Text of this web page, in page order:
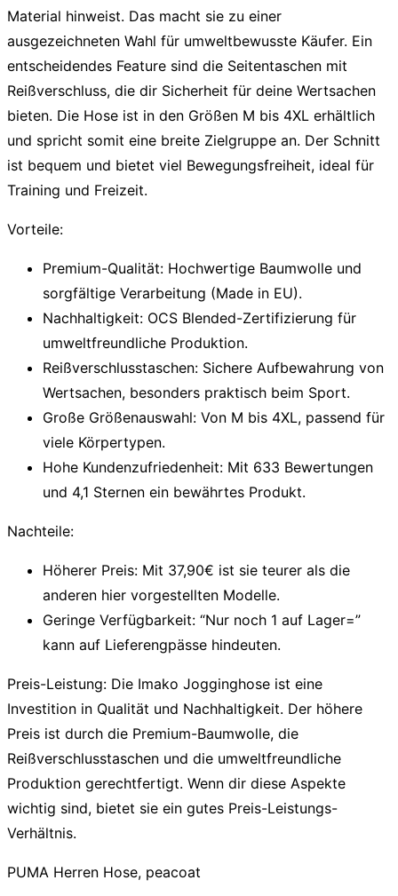
Material hinweist. Das macht sie zu einer
ausgezeichneten Wahl für umweltbewusste Käufer. Ein
entscheidendes Feature sind die Seitentaschen mit
Reißverschluss, die dir Sicherheit für deine Wertsachen
bieten. Die Hose ist in den Größen M bis 4XL erhältlich
und spricht somit eine breite Zielgruppe an. Der Schnitt
ist bequem und bietet viel Bewegungsfreiheit, ideal für
Training und Freizeit.
Vorteile:
Premium-Qualität: Hochwertige Baumwolle und
sorgfältige Verarbeitung (Made in EU).
Nachhaltigkeit: OCS Blended-Zertifizierung für
umweltfreundliche Produktion.
Reißverschlusstaschen: Sichere Aufbewahrung von
Wertsachen, besonders praktisch beim Sport.
Große Größenauswahl: Von M bis 4XL, passend für
viele Körpertypen.
Hohe Kundenzufriedenheit: Mit 633 Bewertungen
und 4,1 Sternen ein bewährtes Produkt.
Nachteile:
Höherer Preis: Mit 37,90€ ist sie teurer als die
anderen hier vorgestellten Modelle.
Geringe Verfügbarkeit: “Nur noch 1 auf Lager=”
kann auf Lieferengpässe hindeuten.
Preis-Leistung: Die Imako Jogginghose ist eine
Investition in Qualität und Nachhaltigkeit. Der höhere
Preis ist durch die Premium-Baumwolle, die
Reißverschlusstaschen und die umweltfreundliche
Produktion gerechtfertigt. Wenn dir diese Aspekte
wichtig sind, bietet sie ein gutes Preis-Leistungs-
Verhältnis.
PUMA Herren Hose, peacoat